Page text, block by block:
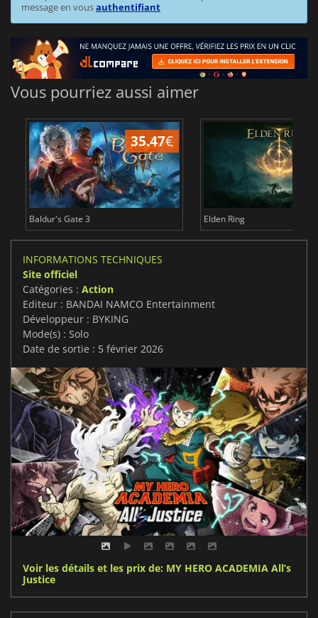
message en vousauthentifiant
Vous pourriez aussi aimer
35.47€
Baldur's Gate 3 Elden Ring
INFORMATIONS TECHNIQUES
Site officiel
Catégories : Action
Editeur : BANDAI NAMCO Entertainment
Développeur : BYKING
Mode(s) : Solo
Date de sortie : 5 février 2026
Voir les détails et les prix de: MY HERO ACADEMIA All’s
Justice